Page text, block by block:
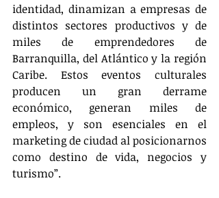
identidad, dinamizan a empresas de
distintos sectores productivos y de
miles de emprendedores de
Barranquilla, del Atlántico y la región
Caribe. Estos eventos culturales
producen un gran derrame
económico, generan miles de
empleos, y son esenciales en el
marketing de ciudad al posicionarnos
como destino de vida, negocios y
turismo”.